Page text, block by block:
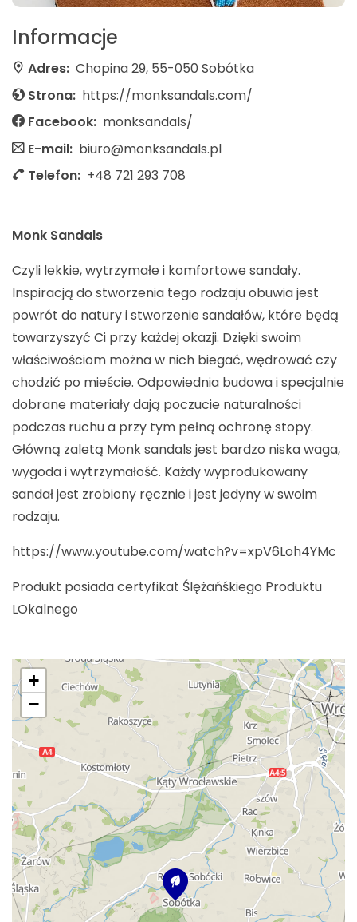
Informacje
Adres: Chopina 29, 55-050 Sobótka
Strona: https://monksandals.com/
Facebook: monksandals/
E-mail: biuro@monksandals.pl
Telefon: +48 721 293 708
Monk Sandals
Czyli lekkie, wytrzymałe i komfortowe sandały.
Inspiracją do stworzenia tego rodzaju obuwia jest
powrót do natury i stworzenie sandałów, które będą
towarzyszyć Ci przy każdej okazji. Dzięki swoim
właściwościom można w nich biegać, wędrować czy
chodzić po mieście. Odpowiednia budowa i specjalnie
dobrane materiały dają poczucie naturalności
podczas ruchu a przy tym pełną ochronę stopy.
Główną zaletą Monk sandals jest bardzo niska waga,
wygoda i wytrzymałość. Każdy wyprodukowany
sandał jest zrobiony ręcznie i jest jedyny w swoim
rodzaju.
https://www.youtube.com/watch?v=xpV6Loh4YMc
Produkt posiada certyfikat Ślężańśkiego Produktu
LOkalnego
+
−